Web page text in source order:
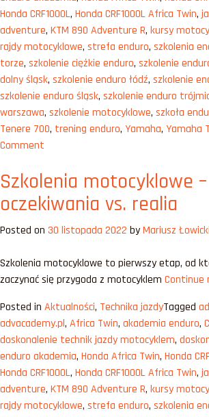
czy
hit?”
Honda CRF1000L, Honda CRF1000L Africa Twin,
adventure, KTM 890 Adventure R, kursy
rajdy motocyklowe, strefa enduro, szkolenia
torze, szkolenie ciężkie enduro, szkolenie
dolny śląsk, szkolenie enduro łódź, szkolenie
szkolenie enduro śląsk, szkolenie enduro
warszawa, szkolenie motocyklowe, szkoła
Tenere 700, trening enduro, Yamaha, Yamaha
Comment
gdzie
chcesz
jechać
–
czy
hit?
Szkolenia motocyklowe –
oczekiwania vs. realia
Posted on 30 listopada 2022 byMariusz Łowicki
Szkolenia motocyklowe to pierwszy etap, od
zaczynać się przygoda z motocyklem Continue
Posted in Aktualności, Technika jazdyTagged
advacademy.pl, Africa Twin, akademia enduro,
doskonalenie technik jazdy motocyklem,
enduro akademia, Honda Africa Twin, Honda
Honda CRF1000L, Honda CRF1000L Africa Twin,
adventure, KTM 890 Adventure R, kursy
rajdy motocyklowe, strefa enduro, szkolenia